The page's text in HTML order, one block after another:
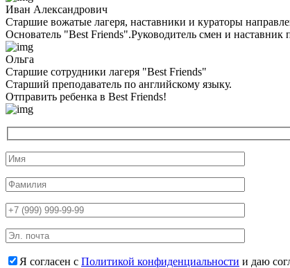
Иван Александрович
Старшие вожатые лагеря, наставники и кураторы
Основатель "Best Friends".Руководитель смен и наставник
Ольга
Старшие сотрудники лагеря "Best Friends"
Cтарший преподаватель по английскому языку.
Отправить ребенка в Best Friends!
Я согласен с Политикой конфиденциальности и даю